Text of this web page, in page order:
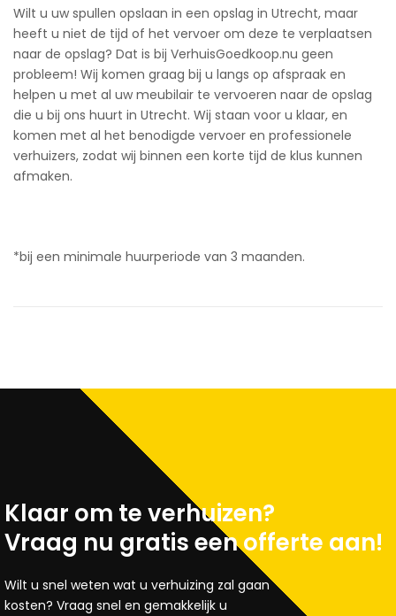
Wilt u uw spullen opslaan in een opslag in Utrecht, maar
heeft u niet de tijd of het vervoer om deze te verplaatsen
naar de opslag? Dat is bij VerhuisGoedkoop.nu geen
probleem! Wij komen graag bij u langs op afspraak en
helpen u met al uw meubilair te vervoeren naar de opslag
die u bij ons huurt in Utrecht. Wij staan voor u klaar, en
komen met al het benodigde vervoer en professionele
verhuizers, zodat wij binnen een korte tijd de klus kunnen
afmaken.
*bij een minimale huurperiode van 3 maanden.
Klaar om te verhuizen?
Vraag nu gratis een offerte aan!
Wilt u snel weten wat u verhuizing zal gaan
kosten? Vraag snel en gemakkelijk u